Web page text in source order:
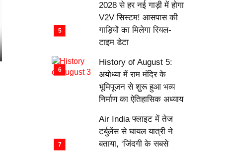
2028 से हर नई गाड़ी में होगा
V2V सिस्टम! आसपास की
गाड़ियों का मिलेगा रियल-
टाइम डेटा
History of August 5:
अयोध्या में राम मंदिर के
भूमिपूजन से शुरू हुआ भव्य
निर्माण का ऐतिहासिक अध्याय
Air India फ्लाइट में तेज
टर्बुलेंस से घायल यात्री ने
बताया, ‘जिंदगी के सबसे